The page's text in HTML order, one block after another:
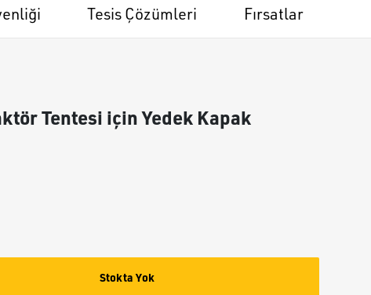
Tesis Çözümleri Fırsatlar
Tentesi için Yedek Kapak
Stokta Yok